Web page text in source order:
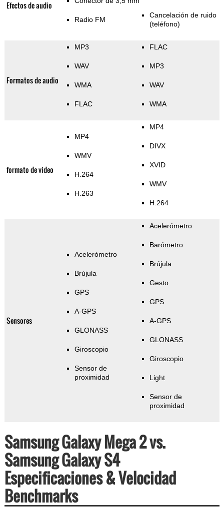
Efectos de audio
Radio FM
Cancelación de ruido
(teléfono)
Formatos de audio
MP3
WAV
WMA
FLAC
FLAC
MP3
WAV
WMA
formato de video
MP4
WMV
H.264
H.263
MP4
DIVX
XVID
WMV
H.264
Sensores
Acelerómetro
Brújula
GPS
A-GPS
GLONASS
Giroscopio
Sensor de
proximidad
Acelerómetro
Barómetro
Brújula
Gesto
GPS
A-GPS
GLONASS
Giroscopio
Light
Sensor de
proximidad
Samsung Galaxy Mega 2 vs.
Samsung Galaxy S4
Especificaciones & Velocidad
Benchmarks